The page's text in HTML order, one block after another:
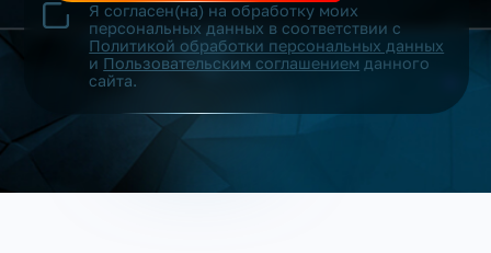
Я согласен(на) на обработку моих
персональных данных в соответствии с
Политикой обработки персональных данных
и Пользовательским соглашением данного
сайта.